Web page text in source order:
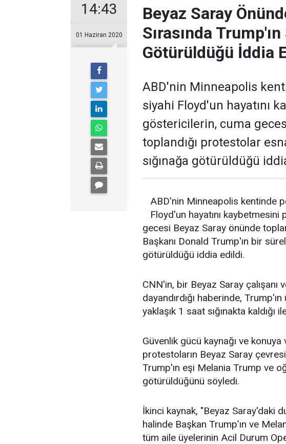
14:43
01 Haziran 2020
Beyaz Saray
Sırasında Trump'ın
Götürüldüğü İddia
ABD'nin Minneapolis
siyahi Floyd'un hayatını
göstericilerin, cuma
toplandığı protestolar
sığınağa götürüldüğü
ABD'nin Minneapolis kentinde
Floyd'un hayatını
gecesi Beyaz Saray önünde
Başkanı Donald Trump'ın bir
götürüldüğü iddia edildi.
CNN'in, bir Beyaz Saray
dayandırdığı haberinde,
yaklaşık 1 saat sığınakta kaldığı
Güvenlik gücü kaynağı ve konuya
protestoların Beyaz Saray
Trump'ın eşi Melania Trump ve
götürüldüğünü söyledi.
İkinci kaynak, "Beyaz Saray'daki
halinde Başkan Trump’ın ve
tüm aile üyelerinin Acil Durum